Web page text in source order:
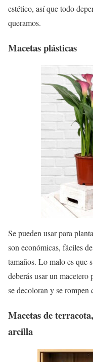
estético, así que todo
queramos.
Macetas plásticas
Se pueden usar para
son económicas, fáciles
tamaños. Lo malo es que
deberás usar un
se decoloran y se rompen
Macetas de
arcilla